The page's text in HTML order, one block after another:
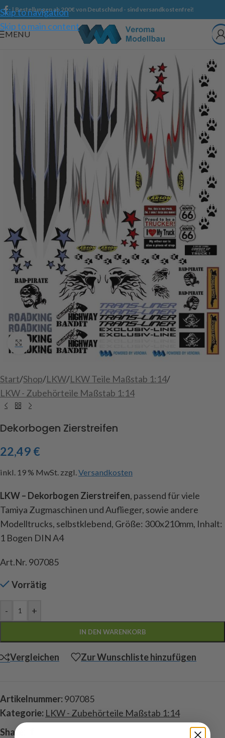
Skip to navigation
Skip to main content
| Bestellungen ab 200€ von Deutschland - sind versandkostenfrei!
MENU
Click to enlarge
Start/Shop/LKW/LKW Teile Maßstab 1:14/
LKW - Zubehörteile Maßstab 1:14
Dekorbogen Zierstreifen
22,49 €
inkl. 19 % MwSt. zzgl.Versandkosten
LKW – Dekorbogen Zierstreifen, passend für viele
Tamiya Zugmaschinen und Auflieger, sowie andere
Modelltrucks, selbstklebend, Größe: 300x210mm, Inhalt:
1 Bogen DIN A4
Art.Nr. 907085
Vorrätig
- +
IN DEN WARENKORB
Vergleichen Zur Wunschliste hinzufügen
Artikelnummer: 907085
Kategorie: LKW - Zubehörteile Maßstab 1:14
Share: